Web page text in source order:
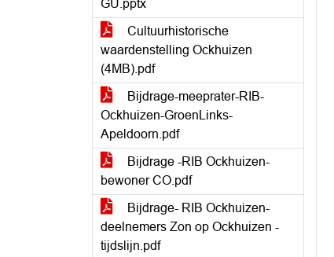
GU.pptx
Cultuurhistorische
waardenstelling Ockhuizen
(4MB).pdf
Bijdrage-meeprater-RIB-
Ockhuizen-GroenLinks-
Apeldoorn.pdf
Bijdrage -RIB Ockhuizen-
bewoner CO.pdf
Bijdrage- RIB Ockhuizen-
deelnemers Zon op Ockhuizen -
tijdslijn.pdf